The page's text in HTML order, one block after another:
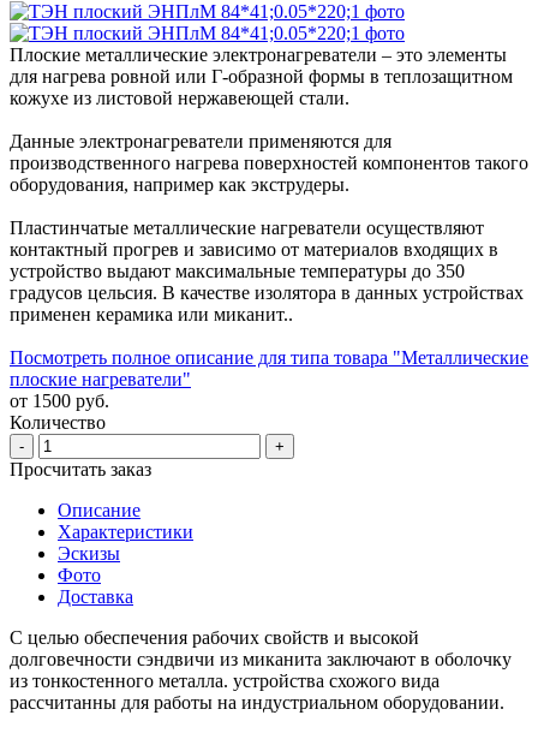
Плоские металлические электронагреватели – это элементы
для нагрева ровной или Г-образной формы в теплозащитном
кожухе из листовой нержавеющей стали.
Данные электронагреватели применяются для
производственного нагрева поверхностей компонентов такого
оборудования, например как экструдеры.
Пластинчатые металлические нагреватели осуществляют
контактный прогрев и зависимо от материалов входящих в
устройство выдают максимальные температуры до 350
градусов цельсия. В качестве изолятора в данных устройствах
применен керамика или миканит..
Посмотреть полное описание для типа товара "Металлические
плоские нагреватели"
от 1500 руб.
Количество
- +
Просчитать заказ
Описание
Характеристики
Эскизы
Фото
Доставка
С целью обеспечения рабочих свойств и высокой
долговечности сэндвичи из миканита заключают в оболочку
из тонкостенного металла. устройства схожого вида
рассчитанны для работы на индустриальном оборудовании.